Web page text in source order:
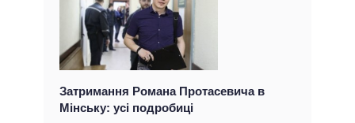
Затримання Романа Протасевича в
Мінську: усі подробиці